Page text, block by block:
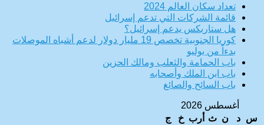
تعداد سكان العالم 2024
قائمة الشركات التي تدعم إسرائيل
هل ستاربكس يدعم إسرائيل؟
كوريا الجنوبية تخصص 19 مليار دولار لدعم أشباه الموصلات
بدءاً من يوليو
باب الحمامة والثعلب ومالك الحزين
باب ابن الملك وأصحابه
باب السائح والصائغ
أغسطس 2026
س
د ن ث أرب خ
ج